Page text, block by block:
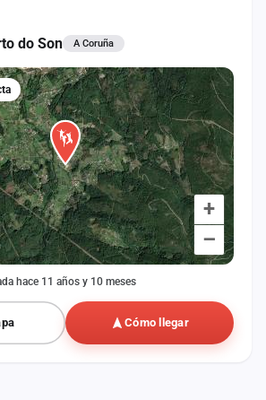
do Son A Coruña
+
–
hace 11 años y 10 meses
Cómo llegar